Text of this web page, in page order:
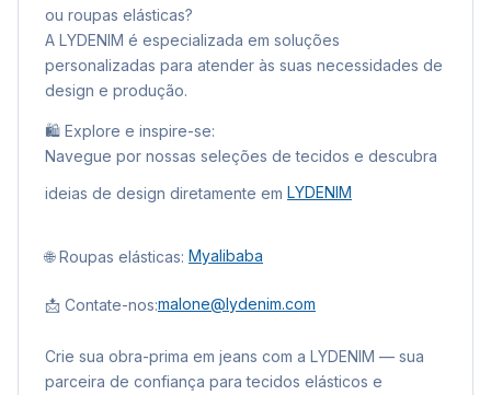
ou roupas elásticas?
A LYDENIM é especializada em soluções
personalizadas para atender às suas necessidades de
design e produção.
🛍️ Explore e inspire-se:
Navegue por nossas seleções de tecidos e descubra
ideias de design diretamente em LYDENIM
🌐 Roupas elásticas: Myalibaba
📩 Contate-nos:malone@lydenim.com
Crie sua obra-prima em jeans com a LYDENIM — sua
parceira de confiança para tecidos elásticos e